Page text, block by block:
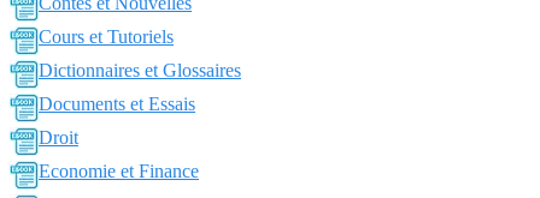
Cours et Tutoriels
Dictionnaires et Glossaires
Documents et Essais
Droit
Economie et Finance